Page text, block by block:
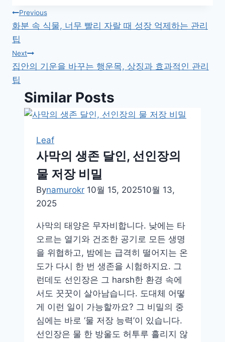
글
탐
색
Previous
화분 속 식물, 너무 빨리 자랄 때 성장 억제하는 관리
팁
Next
집안의 기운을 바꾸는 행운목, 상징과 효과적인 관리
팁
Similar Posts
Leaf
사막의 생존 달인, 선인장의
물 저장 비밀
Bynamurokr 10월 15, 202510월 13,
2025
사막의 태양은 무자비합니다. 낮에는 타
오르는 열기와 건조한 공기로 모든 생명
을 위협하고, 밤에는 급격히 떨어지는 온
도가 다시 한 번 생존을 시험하지요. 그
런데도 선인장은 그 harsh한 환경 속에
서도 꿋꿋이 살아남습니다. 도대체 어떻
게 이런 일이 가능할까요? 그 비밀의 중
심에는 바로 ‘물 저장 능력’이 있습니다.
선인장은 물 한 방울도 허투루 흘리지 않